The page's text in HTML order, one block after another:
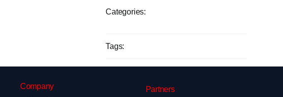
Categories:
Tags:
Company
Partners